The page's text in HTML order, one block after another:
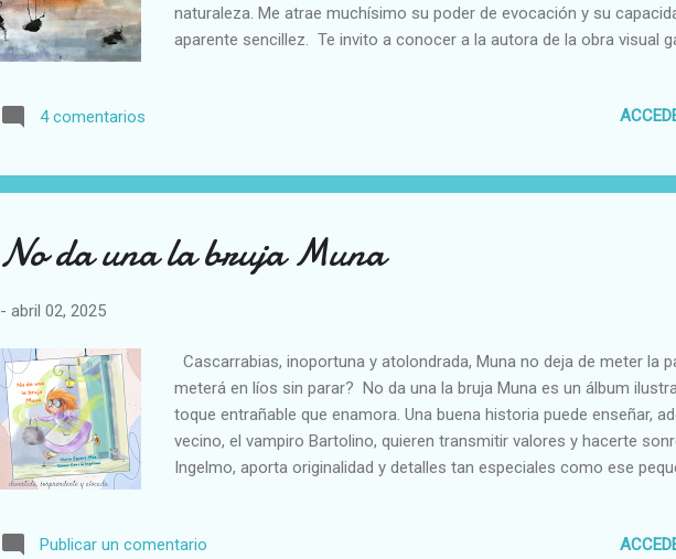
naturaleza. Me atrae muchísimo su poder de evocación y su
aparente sencillez. Te invito a conocer a la autora de la obra visual
el haiku ganador del primer premio. Centro Cultural Hispano
4 comentarios
No da una la bruja Muna
- abril 02, 2025
Cascarrabias, inoportuna y atolondrada, Muna no deja de meter la
meterá en líos sin parar? No da una la bruja Muna es un álbum
toque entrañable que enamora. Una buena historia puede enseñar,
vecino, el vampiro Bartolino, quieren transmitir valores y hacerte
Ingelmo, aporta originalidad y detalles tan especiales como ese
formulario que aparece a la izquierda. De venta en Amazon
Publicar un comentario